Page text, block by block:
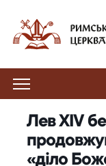
Лев XIV
«діло